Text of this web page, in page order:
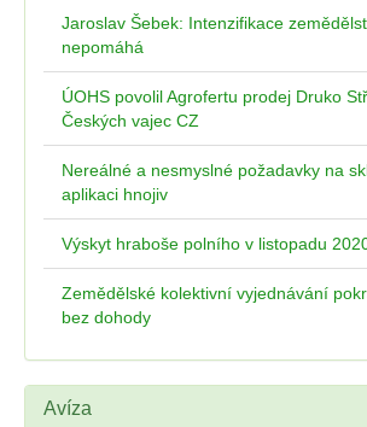
Jaroslav Šebek: Intenzifikace
nepomáhá
ÚOHS povolil Agrofertu prodej Druko
Českých vajec CZ
Nereálné a nesmyslné požadavky na
aplikaci hnojiv
Výskyt hraboše polního v listopadu
Zemědělské kolektivní vyjednávání
bez dohody
Avíza